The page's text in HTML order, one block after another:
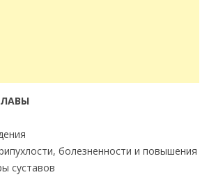
болезненности и повышения
суставов